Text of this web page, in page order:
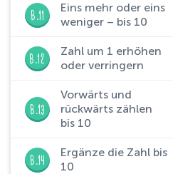
B.11
Eins mehr oder eins
weniger – bis 10
B.12
Zahl um 1 erhöhen
oder verringern
B.13
Vorwärts und
rückwärts zählen
bis 10
B.14
Ergänze die Zahl bis
10